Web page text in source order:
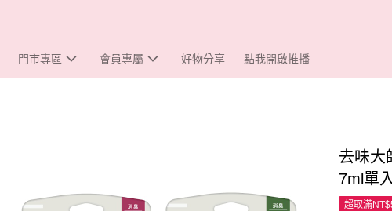
門市專區 會員專屬 好物分享 點我開啟推播
去味大
7ml單
超取滿